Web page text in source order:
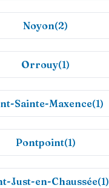
Noyon(2)
Orrouy(1)
Sainte-Maxence(1)
Pontpoint(1)
Just-en-Chaussée(1)